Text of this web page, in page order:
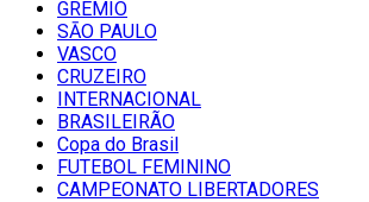
GRÊMIO
SĀO PAULO
VASCO
CRUZEIRO
INTERNACIONAL
BRASILEIRÃO
Copa do Brasil
FUTEBOL FEMININO
CAMPEONATO LIBERTADORES